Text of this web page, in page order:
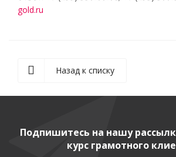
gold.ru
Назад к списку
Подпишитесь на нашу
курс грамотного